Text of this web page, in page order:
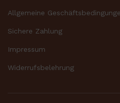
Allgemeine
Sichere Zahlung
Impressum
Widerrufsbelehrung